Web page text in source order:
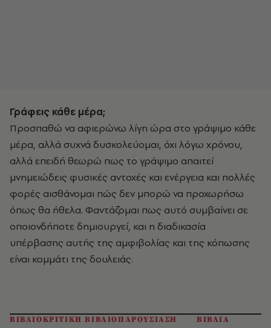
Γράφεις κάθε μέρα;
Προσπαθώ να αφιερώνω λίγη ώρα στο γράψιμο κάθε
μέρα, αλλά συχνά δυσκολεύομαι, όχι λόγω χρόνου,
αλλά επειδή θεωρώ πως το γράψιμο απαιτεί
μνημειώδεις φυσικές αντοχές και ενέργεια και πολλές
φορές αισθάνομαι πώς δεν μπορώ να προχωρήσω
όπως θα ήθελα. Φαντάζομαι πως αυτό συμβαίνει σε
οποιονδήποτε δημιουργεί, και η διαδικασία
υπέρβασης αυτής της αμφιβολίας και της κόπωσης
είναι κομμάτι της δουλειάς.
ΒΙΒΛΙΟΚΡΙΤΙΚΗ ΒΙΒΛΙΟΠΑΡΟΥΣΙΑΣΗ ΒΙΒΛΙΑ